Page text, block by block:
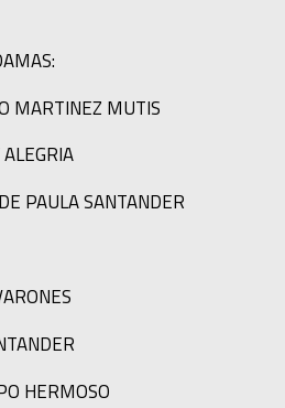
MARTINEZ MUTIS
PAULA SANTANDER
HERMOSO